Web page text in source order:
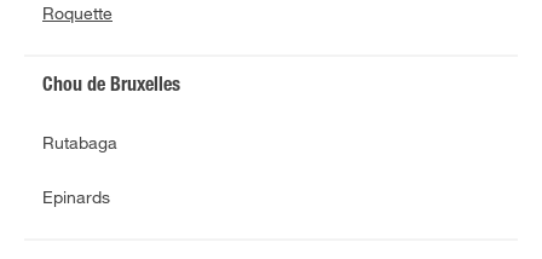
Roquette
Chou de Bruxelles
Rutabaga
Epinards